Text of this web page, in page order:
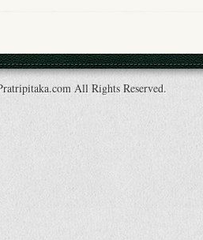
All Rights Reserved.